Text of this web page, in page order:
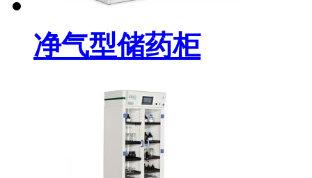
净气型储药柜